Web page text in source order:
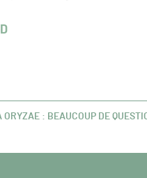
ORYZAE : BEAUCOUP DE